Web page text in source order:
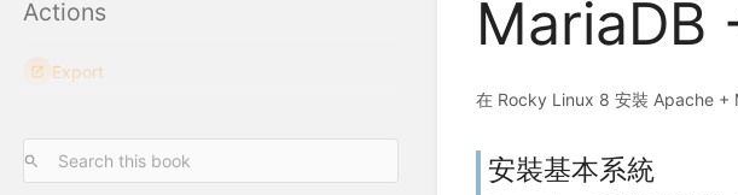
Actions
Export
MariaDB
在 Rocky Linux 8 安裝 Apache +
安裝基本系統